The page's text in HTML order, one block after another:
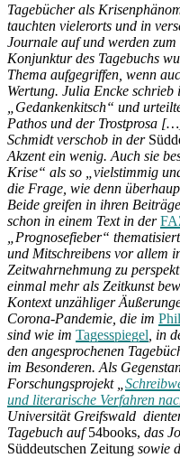
Tagebücher als
tauchten vielerorts und in
Journale auf und werden
Konjunktur des Tagebuchs
Thema aufgegriffen, wenn
Wertung. Julia Encke schrieb
„Gedankenkitsch“ und
Pathos und der Trostprosa
Schmidt verschob in der
Akzent ein wenig. Auch sie
Krise“ als so „vielstimmig
die Frage, wie denn
Beide greifen in ihren
schon in einem Text in der
„Prognosefieber“
und Mitschreibens vor allem
Zeitwahrnehmung zu
einmal mehr als Zeitkunst
Kontext unzähliger
Corona-Pandemie, die im
sind wie im Tagesspiegel , in
den angesprochenen
im Besonderen. Als
Forschungsprojekt „
und literarische Verfahren
Universität Greifswald
Tagebuch auf54books, das
Süddeutschen Zeitung sowie